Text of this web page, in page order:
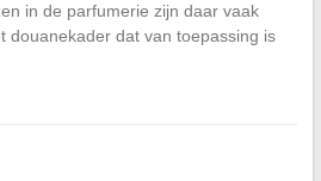
in de parfumerie zijn daar vaak
douanekader dat van toepassing is